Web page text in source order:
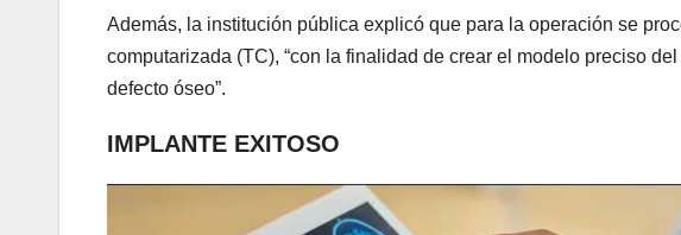
Además, la institución pública explicó que para la operación se
computarizada (TC), “con la finalidad de crear el modelo preciso
defecto óseo”.
IMPLANTE EXITOSO